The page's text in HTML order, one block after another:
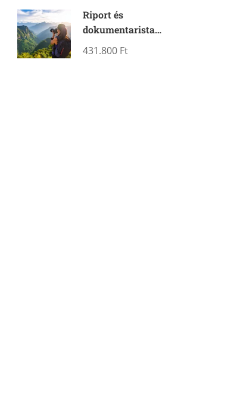
Riport és
dokumentarista
fotós képzés – két
431.800 Ft